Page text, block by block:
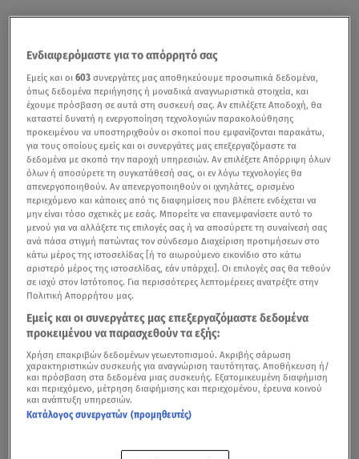
Ενδιαφερόμαστε για το απόρρητό σας
Εμείς και οι603 συνεργάτες μας αποθηκεύουμε προσωπικά δεδομένα,
όπως δεδομένα περιήγησης ή μοναδικά αναγνωριστικά στοιχεία, και
έχουμε πρόσβαση σε αυτά στη συσκευή σας. Αν επιλέξετε Αποδοχή, θα
καταστεί δυνατή η ενεργοποίηση τεχνολογιών παρακολούθησης
προκειμένου να υποστηριχθούν οι σκοποί που εμφανίζονται παρακάτω,
για τους οποίους εμείς και οι συνεργάτες μας επεξεργαζόμαστε τα
δεδομένα με σκοπό την παροχή υπηρεσιών. Αν επιλέξετε Απόρριψη όλων
όλων ή αποσύρετε τη συγκατάθεσή σας, οι εν λόγω τεχνολογίες θα
απενεργοποιηθούν. Αν απενεργοποιηθούν οι ιχνηλάτες, ορισμένο
περιεχόμενο και κάποιες από τις διαφημίσεις που βλέπετε ενδέχεται να
μην είναι τόσο σχετικές με εσάς. Μπορείτε να επανεμφανίσετε αυτό το
μενού για να αλλάξετε τις επιλογές σας ή να αποσύρετε τη συναίνεσή σας
ανά πάσα στιγμή πατώντας τον σύνδεσμο Διαχείριση προτιμήσεων στο
κάτω μέρος της ιστοσελίδας [ή το αιωρούμενο εικονίδιο στο κάτω
αριστερό μέρος της ιστοσελίδας, εάν υπάρχει]. Οι επιλογές σας θα τεθούν
σε ισχύ στον Ιστότοπος. Για περισσότερες λεπτομέρειες ανατρέξτε στην
Πολιτική Απορρήτου μας.
Εμείς και οι συνεργάτες μας επεξεργαζόμαστε δεδομένα
προκειμένου να παρασχεθούν τα εξής:
Χρήση επακριβών δεδομένων γεωεντοπισμού. Ακριβής σάρωση
χαρακτηριστικών συσκευής για αναγνώριση ταυτότητας. Αποθήκευση ή/
και πρόσβαση στα δεδομένα μιας συσκευής. Εξατομικευμένη διαφήμιση
και περιεχόμενο, μέτρηση διαφήμισης και περιεχομένου, έρευνα κοινού
και ανάπτυξη υπηρεσιών.
Κατάλογος συνεργατών (προμηθευτές)